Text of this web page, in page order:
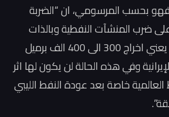
فهو بحسب المرسومي، ان “الضربة
ضرب المنشآت النفطية وبالذات
المصافي الإيرانية ما يعني اخراج 300 الى 400 الف برميل
وفي هذه الحالة لن يكون لها اثر
خاصة بعد عودة النفط الليبي